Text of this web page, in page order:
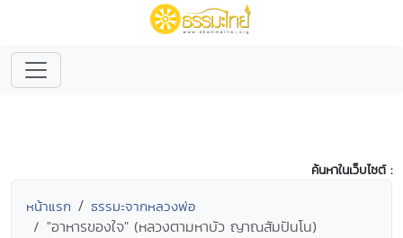
ค้นหาในเว็บไซต์ :
หน้าแรก ธรรมะจากหลวงพ่อ
"อาหารของใจ" (หลวงตามหาบัว ญาณสัมปันโน)